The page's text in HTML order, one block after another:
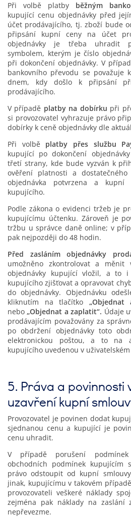
Při volbě platby běžným
kupující cenu objednávky před
účet prodávajícího, tj. zboží bude
připsání kupní ceny na účet
objednávky je třeba uhradit
symbolem, kterým je číslo
při dokončení objednávky. V
bankovního převodu se považuje
dnem, kdy došlo k připsání
prodávajícího.
V případě platby na dobírku při
si provozovatel vyhrazuje právo
dobírky k ceně objednávky dle
Při volbě platby přes službu
kupující po dokončení
třetí strany, kde bude vyzván k
ověření platnosti a
objednávka potvrzena a
kupujícího.
Podle zákona o evidenci tržeb je
kupujícímu účtenku. Zároveň je
tržbu u správce daně online; v
pak nejpozději do 48 hodin.
Před zasláním objednávky
umožněno zkontrolovat a
objednávky kupující vložil, a to
kupujícího zjišťovat a opravovat
do objednávky. Objednávku
kliknutím na tlačítko
nebo „Objednat a zaplatit“. Údaje
prodávajícím považovány za
po obdržení objednávky toto
elektronickou poštou, a to na
kupujícího uvedenou v
5. Práva a povinnosti
uzavření kupní
Provozovatel je povinen dodat
sjednanou cenu a kupující je
cenu uhradit.
V případě porušení
obchodních podmínek kupujícím
právo odstoupit od kupní
jinak, kupujícímu v takovém
provozovateli veškeré náklady
zejména pak náklady na zaslání
nepřevezme.